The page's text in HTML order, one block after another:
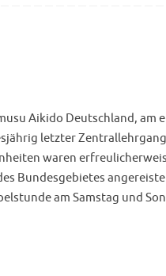
Aikido Deutschland, am
letzter
waren
Bundesgebietes angereiste
am Samstag und